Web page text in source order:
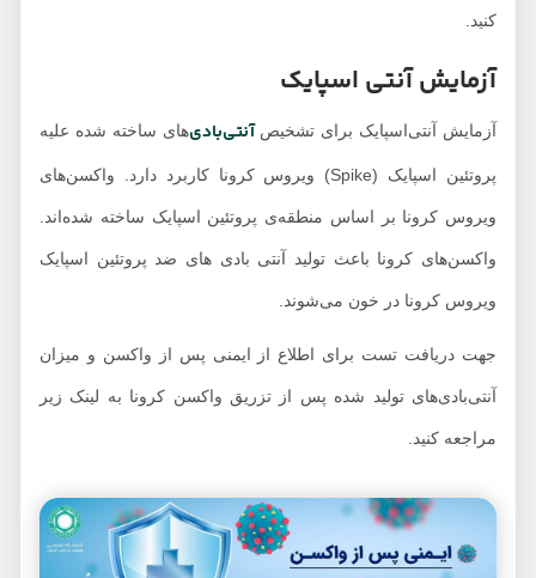
آزمایش آنتی اسپایک
آزمایش آنتی‌اسپایک برای تشخیصآنتی‎‌بادی‌ های ساخته شده علیه
پروتئین اسپایک (Spike) ویروس کرونا کاربرد دارد. واکسن‌های
ویروس کرونا بر اساس منطقه‌ی پروتئین اسپایک ساخته شده‌اند.
واکسن‌های کرونا باعث تولید آنتی بادی‌ های ضد پروتئین اسپایک
ویروس کرونا در خون می‌شوند.
جهت دریافت تست برای اطلاع از ایمنی پس از واکسن و میزان
آنتی‌بادی‌های تولید شده پس از تزریق واکسن کرونا به لینک زیر
مراجعه کنید.